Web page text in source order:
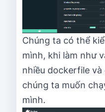
Chúng ta có thể
mình, khi làm như
nhiều dockerfile và
chúng ta muốn
mình.